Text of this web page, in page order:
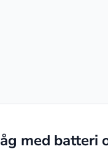
med batteri